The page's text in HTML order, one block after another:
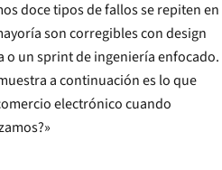
con design
o un sprint de ingeniería enfocado.